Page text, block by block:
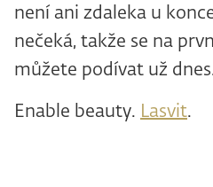
není ani zdaleka u
nečeká, takže se na
můžete podívat už
Enable beauty. Lasvit.